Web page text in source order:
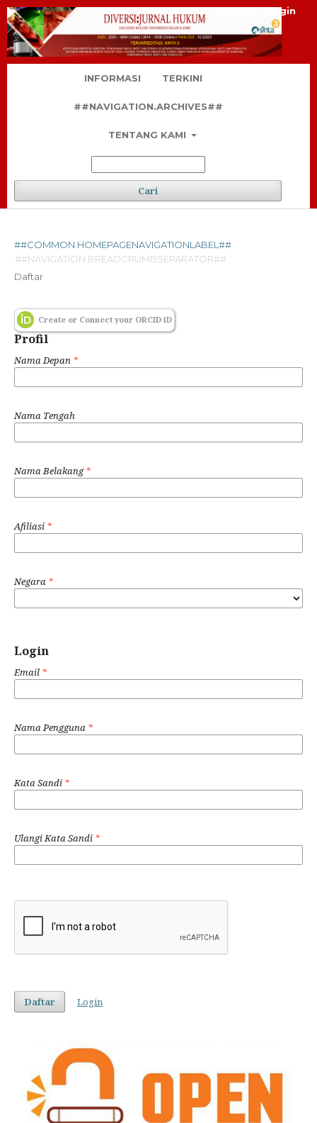
INFORMASI TERKINI
##NAVIGATION.ARCHIVES##
TENTANG KAMI
Cari
Daftar Login
##COMMON.HOMEPAGENAVIGATIONLABEL##
##NAVIGATION.BREADCRUMBSEPARATOR##
Daftar
Create or Connect your ORCID iD
Profil
Nama Depan *
Nama Tengah
Nama Belakang*
Afiliasi *
Negara *
Login
Email *
Nama Pengguna *
Kata Sandi *
Ulangi Kata Sandi *
Daftar Login